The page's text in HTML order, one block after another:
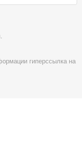
гиперссылка на